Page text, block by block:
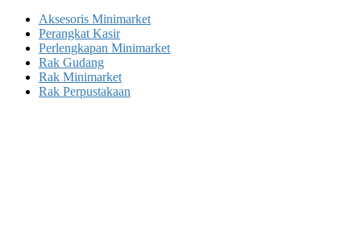
Aksesoris Minimarket
Perangkat Kasir
Perlengkapan Minimarket
Rak Gudang
Rak Minimarket
Rak Perpustakaan